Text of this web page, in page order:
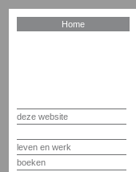
Home
deze website
leven en werk
boeken